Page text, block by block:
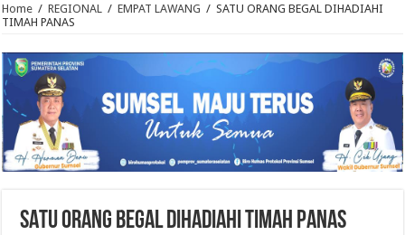
Home / REGIONAL / EMPAT LAWANG / SATU ORANG BEGAL DIHADIAHI
TIMAH PANAS
SATU ORANG BEGAL DIHADIAHI TIMAH PANAS